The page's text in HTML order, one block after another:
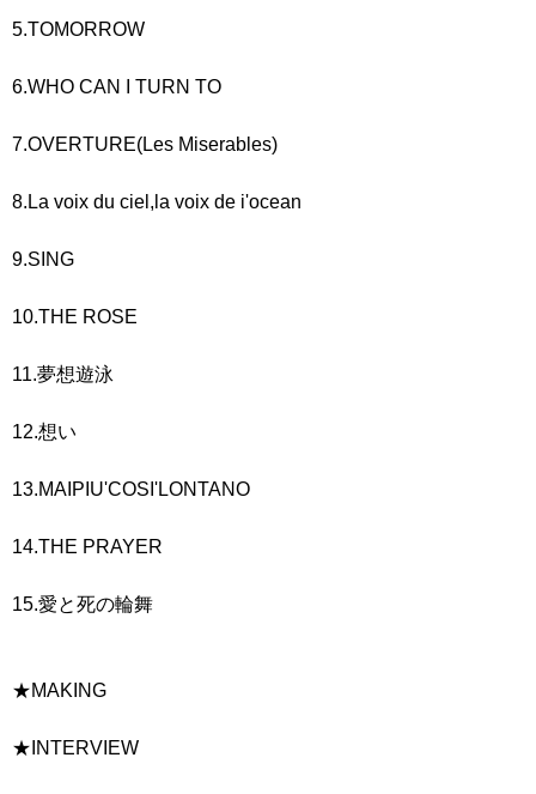
5.TOMORROW
6.WHO CAN I TURN TO
7.OVERTURE(Les Miserables)
8.La voix du ciel,la voix de i'ocean
9.SING
10.THE ROSE
11.夢想遊泳
12.想い
13.MAIPIU'COSI'LONTANO
14.THE PRAYER
15.愛と死の輪舞
★MAKING
★INTERVIEW